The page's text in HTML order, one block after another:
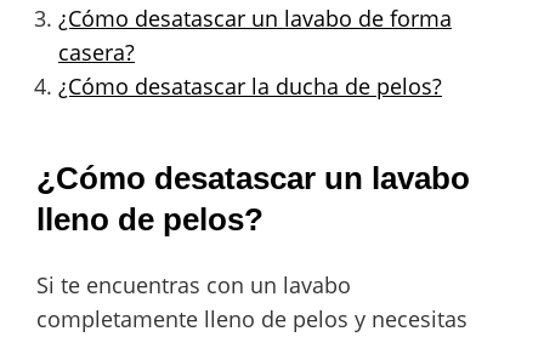
¿Cómo desatascar un lavabo de forma
casera?
¿Cómo desatascar la ducha de pelos?
¿Cómo desatascar un lavabo
lleno de pelos?
Si te encuentras con un lavabo
completamente lleno de pelos y necesitas